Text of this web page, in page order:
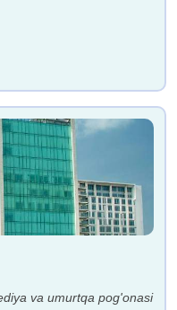
va umurtqa pog'onasi